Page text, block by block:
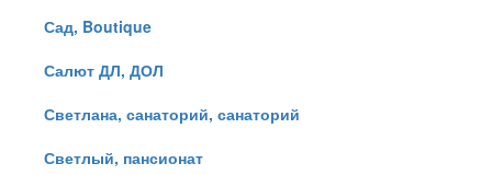
Сад, Boutique
Салют ДЛ, ДОЛ
Светлана, санаторий, санаторий
Светлый, пансионат